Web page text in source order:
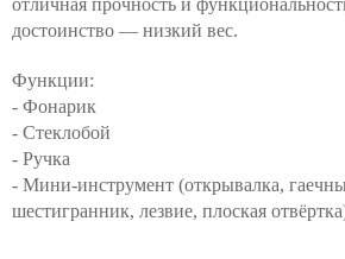
достоинство — низкий вес.
Функции:
- Фонарик
- Стеклобой
- Ручка
- Мини-инструмент (открывалка,
шестигранник, лезвие, плоская